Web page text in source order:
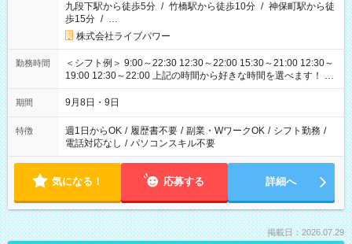
九段下駅から徒歩5分 / 竹橋駅から徒歩10分 / 神保町駅から徒
歩15分 / …
株式会社ライブパワー
勤務時間
＜シフト例＞ 9:00～22:30 12:30～22:00 15:30～21:00 12:30～
19:00 12:30～22:00 上記の時間から好きな時間を選べます！ ※
時間は変更となる可能性があります
期間 9月8日・9日
特徴 週1日からOK / 履歴書不要 / 副業・WワークOK / シフト勤務 /
電話対応なし / パソコンスキル不要
気になる！ 応募する 詳細へ
掲載日：2026.07.29